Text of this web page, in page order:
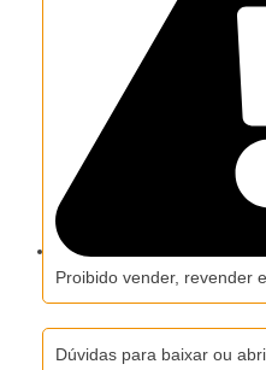
Proibido vender, revender
Dúvidas para baixar ou